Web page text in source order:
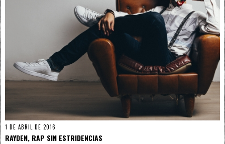
1 DE ABRIL DE 2016
RAYDEN, RAP SIN ESTRIDENCIAS